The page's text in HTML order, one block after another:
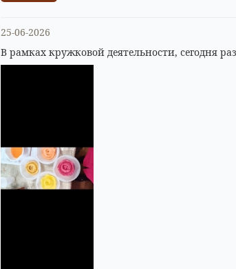
25-06-2026
В рамках кружковой деятельности, сегодня